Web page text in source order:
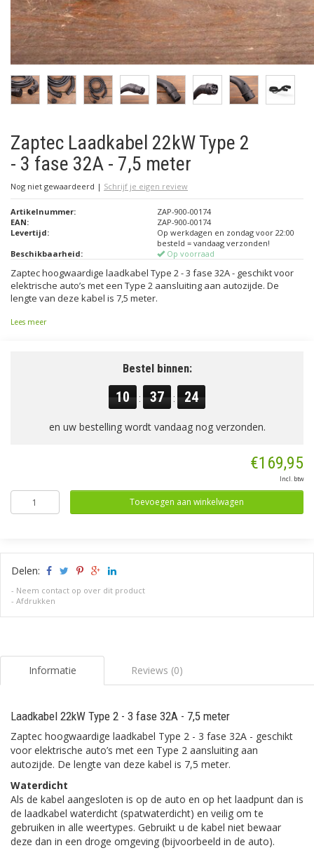
Zaptec Laadkabel 22kW Type 2
- 3 fase 32A - 7,5 meter
Nog niet gewaardeerd | Schrijf je eigen review
Artikelnummer:
ZAP-900-00174
EAN:
ZAP-900-00174
Levertijd:
Op werkdagen en zondag voor 22:00
besteld = vandaag verzonden!
Beschikbaarheid:
Op voorraad
Zaptec hoogwaardige laadkabel Type 2 - 3 fase 32A - geschikt voor
elektrische auto’s met een Type 2 aansluiting aan autozijde. De
lengte van deze kabel is 7,5 meter.
Lees meer
Bestel binnen:
10 : 37 : 24
en uw bestelling wordt vandaag nog verzonden.
€169,95
Incl. btw
Toevoegen aan winkelwagen
Delen:
- Neem contact op over dit product
- Afdrukken
Informatie Reviews (0)
Laadkabel 22kW Type 2 - 3 fase 32A - 7,5 meter
Zaptec hoogwaardige laadkabel Type 2 - 3 fase 32A - geschikt
voor elektrische auto’s met een Type 2 aansluiting aan
autozijde. De lengte van deze kabel is 7,5 meter.
Waterdicht
Als de kabel aangesloten is op de auto en op het laadpunt dan is
de laadkabel waterdicht (spatwaterdicht) en veilig om te
gebruiken in alle weertypes. Gebruikt u de kabel niet bewaar
deze dan in een droge omgeving (bijvoorbeeld in de auto).